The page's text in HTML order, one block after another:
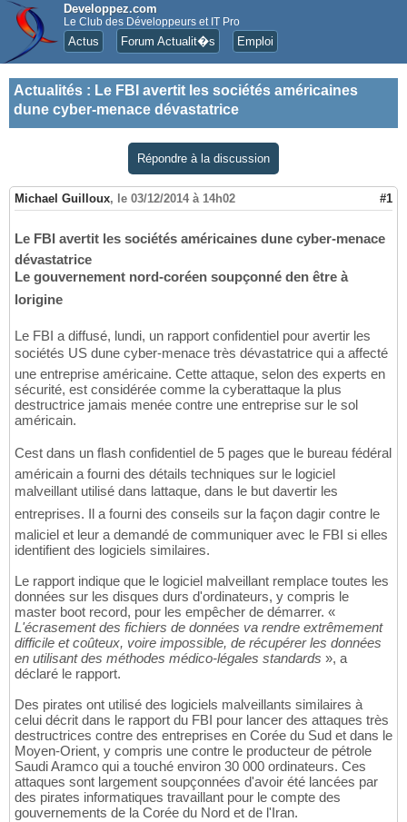
Developpez.com
Le Club des Développeurs et IT Pro
Actus Forum Actualit�s Emploi
Actualités : Le FBI avertit les sociétés américaines
dune cyber-menace dévastatrice
Répondre à la discussion
Michael Guilloux, le 03/12/2014 à 14h02 #1
Le FBI avertit les sociétés américaines dune cyber-menace
dévastatrice
Le gouvernement nord-coréen soupçonné den être à
lorigine
Le FBI a diffusé, lundi, un rapport confidentiel pour avertir les
sociétés US dune cyber-menace très dévastatrice qui a affecté
une entreprise américaine. Cette attaque, selon des experts en
sécurité, est considérée comme la cyberattaque la plus
destructrice jamais menée contre une entreprise sur le sol
américain.
Cest dans un flash confidentiel de 5 pages que le bureau fédéral
américain a fourni des détails techniques sur le logiciel
malveillant utilisé dans lattaque, dans le but davertir les
entreprises. Il a fourni des conseils sur la façon dagir contre le
maliciel et leur a demandé de communiquer avec le FBI si elles
identifient des logiciels similaires.
Le rapport indique que le logiciel malveillant remplace toutes les
données sur les disques durs d'ordinateurs, y compris le
master boot record, pour les empêcher de démarrer. «
L'écrasement des fichiers de données va rendre extrêmement
difficile et coûteux, voire impossible, de récupérer les données
en utilisant des méthodes médico-légales standards », a
déclaré le rapport.
Des pirates ont utilisé des logiciels malveillants similaires à
celui décrit dans le rapport du FBI pour lancer des attaques très
destructrices contre des entreprises en Corée du Sud et dans le
Moyen-Orient, y compris une contre le producteur de pétrole
Saudi Aramco qui a touché environ 30 000 ordinateurs. Ces
attaques sont largement soupçonnées d'avoir été lancées par
des pirates informatiques travaillant pour le compte des
gouvernements de la Corée du Nord et de l'Iran.